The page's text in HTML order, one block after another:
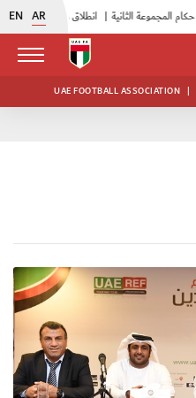
EN AR انطلاق منافسات بطولة النخبة لحرس الرئاسة |
UAE FOOTBALL ASSOCIATION |